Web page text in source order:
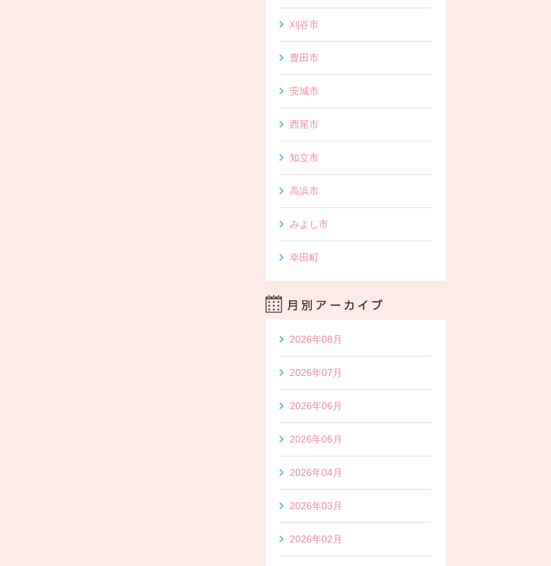
刈谷市
豊田市
安城市
西尾市
知立市
高浜市
みよし市
幸田町
2026年08月
2026年07月
2026年06月
2026年05月
2026年04月
2026年03月
2026年02月